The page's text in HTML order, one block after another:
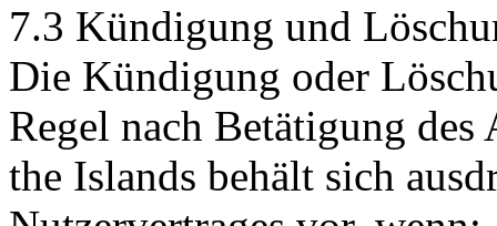
7.3 Kündigung und
Die Kündigung oder
Regel nach Betätigung
the Islands behält sich